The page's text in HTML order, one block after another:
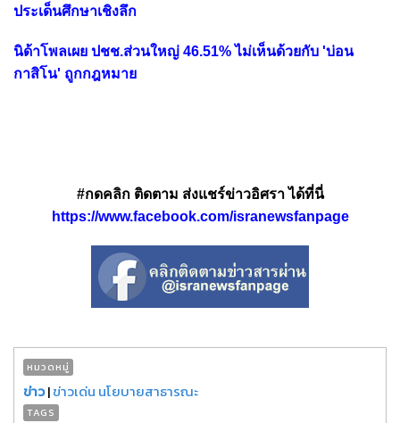
ประเด็นศึกษาเชิงลึก
นิด้าโพลเผย ปชช.ส่วนใหญ่ 46.51% ไม่เห็นด้วยกับ 'บ่อน
กาสิโน' ถูกกฎหมาย
#กดคลิก ติดตาม ส่งแชร์ข่าวอิศรา ได้ที่นี่
https://www.facebook.com/isranewsfanpage
หมวดหมู่
ข่าว|ข่าวเด่น นโยบายสาธารณะ
TAGS